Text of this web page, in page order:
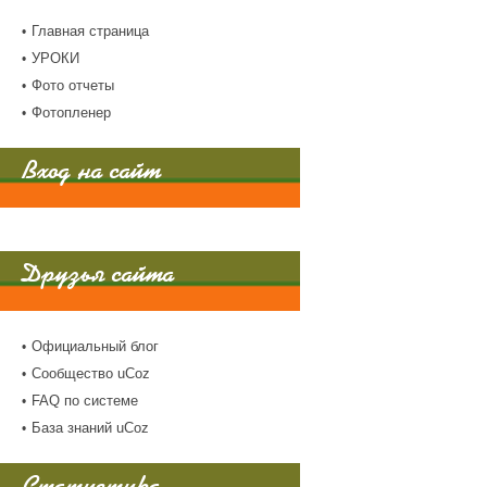
Главная страница
УРОКИ
Фото отчеты
Фотопленер
Вход на сайт
Друзья сайта
Официальный блог
Сообщество uCoz
FAQ по системе
База знаний uCoz